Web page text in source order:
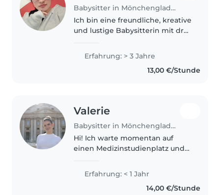
Babysitter in Mönchengladbach
Ich bin eine freundliche, kreative
und lustige Babysitterin mit drei
Kleinkindern und
Vorschulkindern. Ich spreche
Erfahrung: > 3 Jahre
13,00 €/Stunde
Valerie
Babysitter in Mönchengladbach
Hi! Ich warte momentan auf
einen Medizinstudienplatz und
Kinderbetreuung. Während
meiner Schulzeit habe ich ein
Praktikum im Kindergarten
Erfahrung: < 1 Jahr
14,00 €/Stunde